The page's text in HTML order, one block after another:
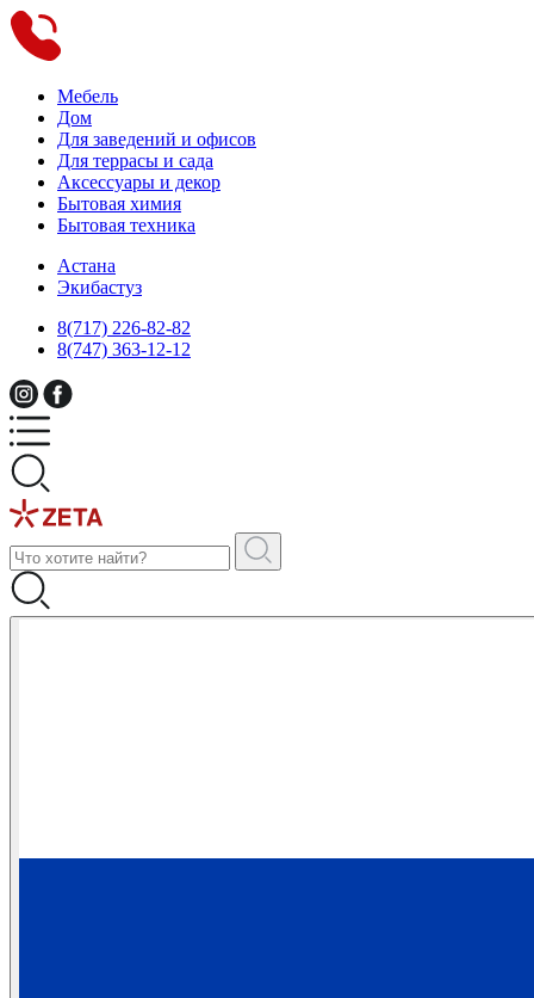
Мебель
Дом
Для заведений и офисов
Для террасы и сада
Аксессуары и декор
Бытовая химия
Бытовая техника
Астана
Экибастуз
8(717) 226-82-82
8(747) 363-12-12